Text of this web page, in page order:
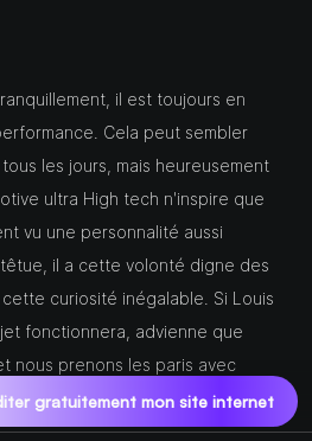
il est toujours en
Cela peut sembler
les jours, mais heureusement
ultra High tech n'inspire que
vu une personnalité aussi
il a cette volonté digne des
curiosité inégalable. Si Louis
fonctionnera, advienne que
nous prenons les paris avec
gratuitement mon site internet